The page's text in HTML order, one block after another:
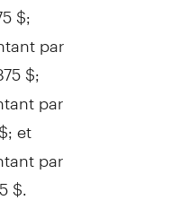
$;
par
$;
par
et
par
$.